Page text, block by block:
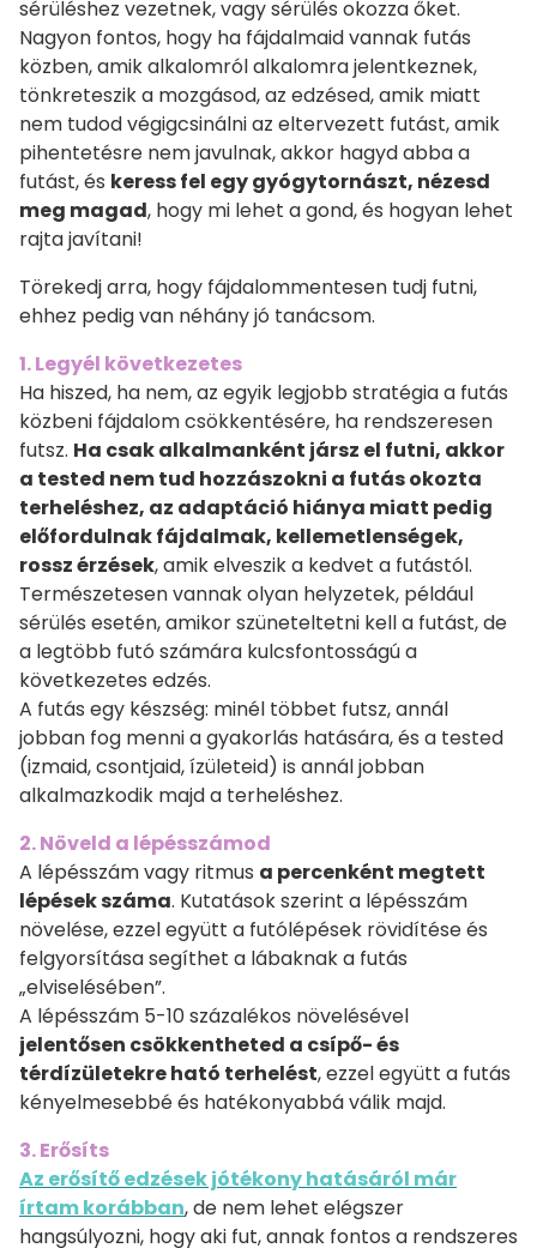
sérüléshez vezetnek, vagy sérülés okozza őket.
Nagyon fontos, hogy ha fájdalmaid vannak futás
közben, amik alkalomról alkalomra jelentkeznek,
tönkreteszik a mozgásod, az edzésed, amik miatt
nem tudod végigcsinálni az eltervezett futást, amik
pihentetésre nem javulnak, akkor hagyd abba a
futást, és keress fel egy gyógytornászt, nézesd
meg magad, hogy mi lehet a gond, és hogyan lehet
rajta javítani!
Törekedj arra, hogy fájdalommentesen tudj futni,
ehhez pedig van néhány jó tanácsom.
1. Legyél következetes
Ha hiszed, ha nem, az egyik legjobb stratégia a futás
közbeni fájdalom csökkentésére, ha rendszeresen
futsz. Ha csak alkalmanként jársz el futni, akkor
a tested nem tud hozzászokni a futás okozta
terheléshez, az adaptáció hiánya miatt pedig
előfordulnak fájdalmak, kellemetlenségek,
rossz érzések, amik elveszik a kedvet a futástól.
Természetesen vannak olyan helyzetek, például
sérülés esetén, amikor szüneteltetni kell a futást, de
a legtöbb futó számára kulcsfontosságú a
következetes edzés.
A futás egy készség: minél többet futsz, annál
jobban fog menni a gyakorlás hatására, és a tested
(izmaid, csontjaid, ízületeid) is annál jobban
alkalmazkodik majd a terheléshez.
2. Növeld a lépésszámod
A lépésszám vagy ritmus a percenként megtett
lépések száma. Kutatások szerint a lépésszám
növelése, ezzel együtt a futólépések rövidítése és
felgyorsítása segíthet a lábaknak a futás
„elviselésében”.
A lépésszám 5-10 százalékos növelésével
jelentősen csökkentheted a csípő- és
térdízületekre ható terhelést, ezzel együtt a futás
kényelmesebbé és hatékonyabbá válik majd.
3. Erősíts
Az erősítő edzések jótékony hatásáról már
írtam korábban, de nem lehet elégszer
hangsúlyozni, hogy aki fut, annak fontos a rendszeres